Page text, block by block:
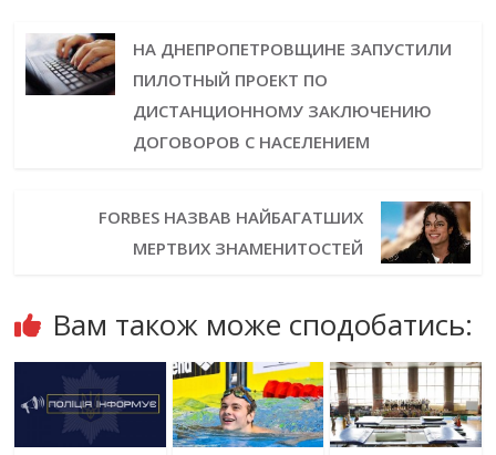
НА ДНЕПРОПЕТРОВЩИНЕ ЗАПУСТИЛИ
ПИЛОТНЫЙ ПРОЕКТ ПО
ДИСТАНЦИОННОМУ ЗАКЛЮЧЕНИЮ
ДОГОВОРОВ С НАСЕЛЕНИЕМ
FORBES НАЗВАВ НАЙБАГАТШИХ
МЕРТВИХ ЗНАМЕНИТОСТЕЙ
Вам також може сподобатись: